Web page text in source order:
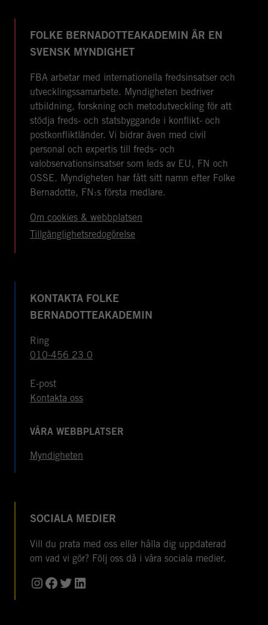
FOLKE BERNADOTTEAKADEMIN ÄR EN
SVENSK MYNDIGHET
FBA arbetar med internationella fredsinsatser och
utvecklingssamarbete. Myndigheten bedriver
utbildning, forskning och metodutveckling för att
stödja freds- och statsbyggande i konflikt- och
postkonfliktländer. Vi bidrar även med civil
personal och expertis till freds- och
valobservationsinsatser som leds av EU, FN och
OSSE. Myndigheten har fått sitt namn efter Folke
Bernadotte, FN:s första medlare.
Om cookies & webbplatsen
Tillgänglighetsredogörelse
KONTAKTA FOLKE
BERNADOTTEAKADEMIN
Ring
010-456 23 0
E-post
Kontakta oss
VÅRA WEBBPLATSER
Myndigheten
SOCIALA MEDIER
Vill du prata med oss eller hålla dig uppdaterad
om vad vi gör? Följ oss då i våra sociala medier.
Instagram
Facebook
Twitter
LinkedIn